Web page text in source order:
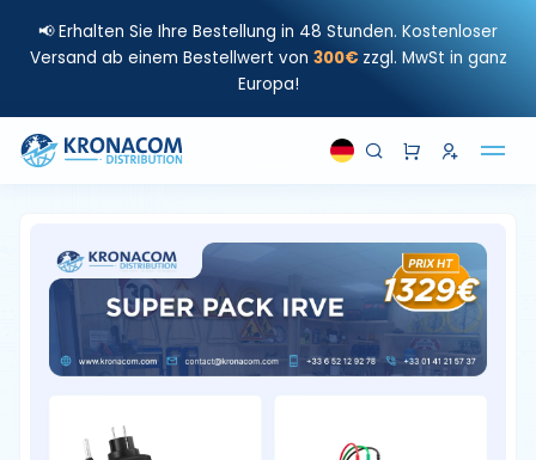
📢 Erhalten Sie Ihre Bestellung in 48 Stunden. Kostenloser
Versand ab einem Bestellwert von 300€ zzgl. MwSt in ganz
Europa!